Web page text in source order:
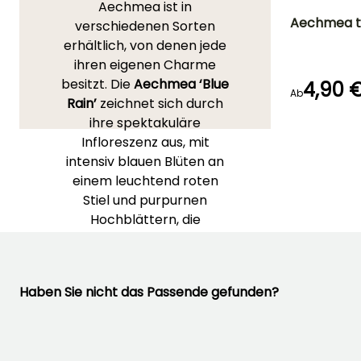
Aechmea ist in
verschiedenen Sorten
erhältlich, von denen jede
ihren eigenen Charme
besitzt. DieAechmea ‘Blue
Rain’ zeichnet sich durch
ihre spektakuläre
Infloreszenz aus, mit
intensiv blauen Blüten an
einem leuchtend roten
Stiel und purpurnen
Hochblättern, die
ebenso elegant, entwickelt
pro Woche)
Aechmea
Ab4,90
Haben Sie nicht das Passende gefunden?